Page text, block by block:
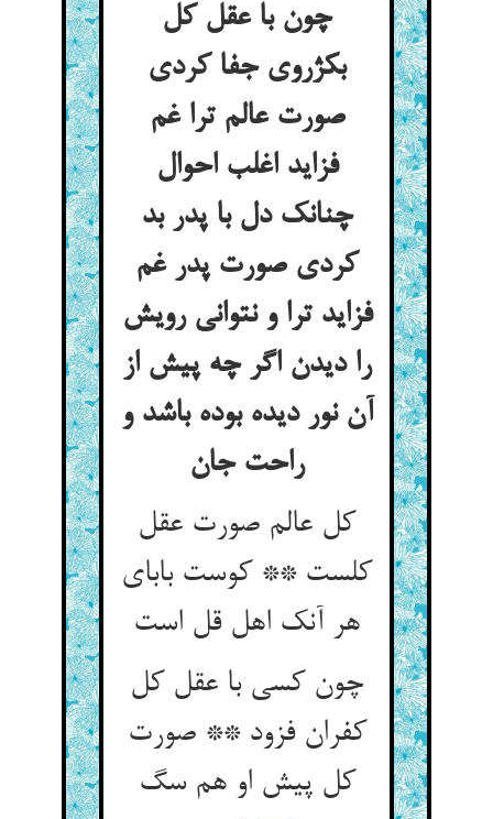
چون با عقل کل
بکژروی جفا کردی
صورت عالم ترا غم
فزاید اغلب احوال
چنانک دل با پدر بد
کردی صورت پدر غم
فزاید ترا و نتوانی رویش
را دیدن اگر چه پیش از
آن نور دیده بوده باشد و
راحت جان
کل عالم صورت عقل
کلست ** کوست بابای
هر آنک اهل قل است
چون کسی با عقل کل
کفران فزود ** صورت
کل پیش او هم سگ